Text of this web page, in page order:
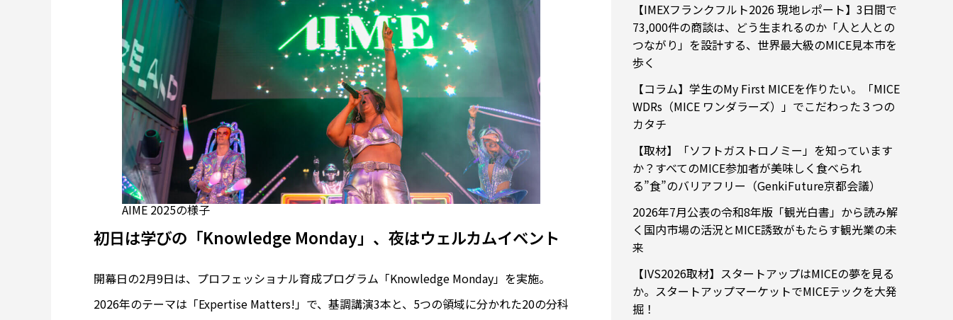
AIME 2025の様子
初日は学びの「Knowledge Monday」、夜はウェルカムイベント
開幕日の2月9日は、プロフェッショナル育成プログラム「Knowledge Monday」を実施。
2026年のテーマは「Expertise Matters!」で、基調講演3本と、5つの領域に分かれた20の分科
【IMEXフランクフルト2026 現地レポート】3日間で
73,000件の商談は、どう生まれるのか「人と人との
つながり」を設計する、世界最大級のMICE見本市を
歩く
【コラム】学生のMy First MICEを作りたい。「MICE
WDRs（MICE ワンダラーズ）」でこだわった３つの
カタチ
【取材】「ソフトガストロノミー」を知っています
か？すべてのMICE参加者が美味しく食べられ
る”食”のバリアフリー（GenkiFuture京都会議）
2026年7月公表の令和8年版「観光白書」から読み解
く国内市場の活況とMICE誘致がもたらす観光業の未
来
【IVS2026取材】スタートアップはMICEの夢を見る
か。スタートアップマーケットでMICEテックを大発
掘！